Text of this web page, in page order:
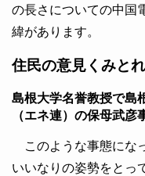
の長さについての中国
緯があります。
住民の意見くみとれ
島根大学名誉教授で島
（エネ連）の保母武
このような事態にな
いいなりの姿勢をとっ